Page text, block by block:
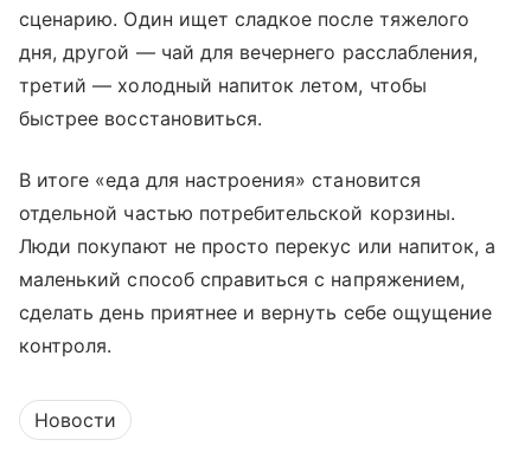
сценарию. Один ищет сладкое после тяжелого
дня, другой — чай для вечернего расслабления,
третий — холодный напиток летом, чтобы
быстрее восстановиться.
В итоге «еда для настроения» становится
отдельной частью потребительской корзины.
Люди покупают не просто перекус или напиток, а
маленький способ справиться с напряжением,
сделать день приятнее и вернуть себе ощущение
контроля.
Новости